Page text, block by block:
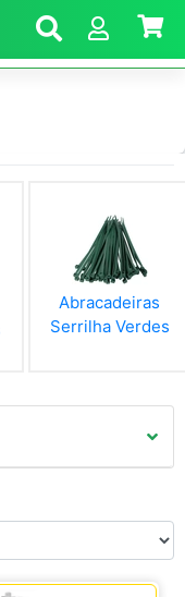
Abracadeiras
Serrilha Verdes